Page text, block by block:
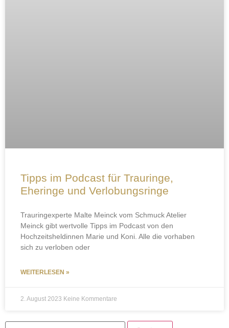
Tipps im Podcast für Trauringe,
Eheringe und Verlobungsringe
Trauringexperte Malte Meinck vom Schmuck Atelier
Meinck gibt wertvolle Tipps im Podcast von den
Hochzeitsheldinnen Marie und Koni. Alle die vorhaben
sich zu verloben oder
WEITERLESEN »
2. August 2023 Keine Kommentare